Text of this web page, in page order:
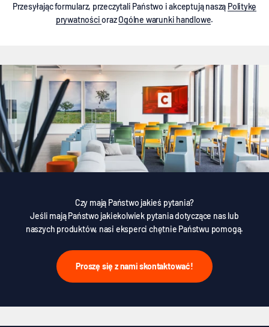
Przesyłając formularz, przeczytali Państwo i akceptują naszą Politykę
prywatnościorazOgólne warunki handlowe.
Czy mają Państwo jakieś pytania?
Jeśli mają Państwo jakiekolwiek pytania dotyczące nas lub
naszych produktów, nasi eksperci chętnie Państwu pomogą.
Proszę się z nami skontaktować!